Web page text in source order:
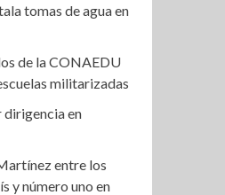
tomas de agua en
de la CONAEDU
militarizadas
en
entre los
y número uno en